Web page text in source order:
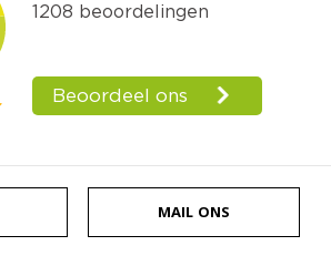
MAIL ONS